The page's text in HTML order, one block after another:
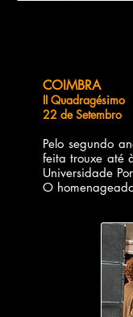
COIMBRA
II Quadragésimo
22 de Setembro
Pelo segundo
feita trouxe até
Universidade
O